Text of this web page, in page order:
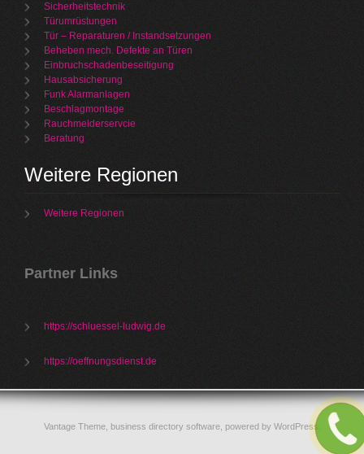
Sicherheitstechnik
Türumrüstungen
Tür – Reparaturen / Instandsetzungen
Beheben mech. Defekte an Türen
Einbruchschadenbeseitigung
Hausabsicherung
Funk Alarmanlagen
Beschlagmontage
Rauchmelderservcie
Beratung
Weitere Regionen
Weitere Regionen
Partner Links
https://schluessel-ludwig.de
https://oeffnungsdienst.de
Vantage Theme, business directory software, powered by WordPress